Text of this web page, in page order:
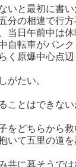
いと最初に書
分の相違で行
当日午前中は
自転車がパン
く原爆中心点辺
がたい。
ことはできな
をどちらから
いて五里の道を
共に暮そうで